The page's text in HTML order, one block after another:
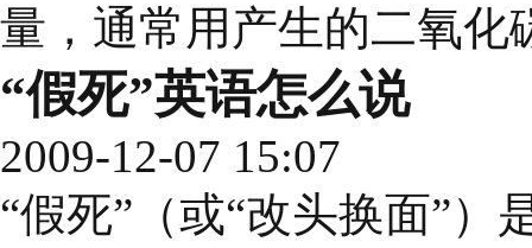
量，通常用产生的二氧化
“假死”英语怎么说
2009-12-07 15:07
“假死”（或“改头换面”）